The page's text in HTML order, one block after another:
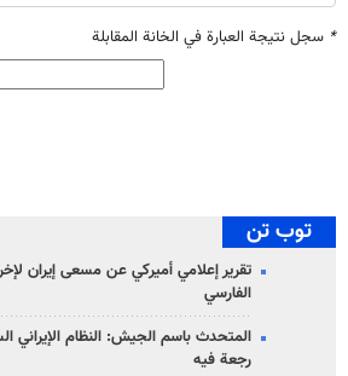
* سجل نتيجة العبارة في الخانة المقابلة
توب تن
تقرير إعلامي أميركي عن مسعى إيران
الفارسي
المتحدث باسم الجيش: النظام الإيراني
رجعة فيه